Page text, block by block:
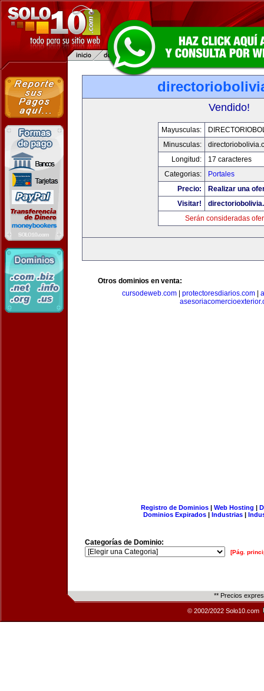
Vendido!
Mayusculas:
Minusculas:
Longitud:
17 caracteres
Categorias:
Portales
Precio:
Realizar una
Visitar!
Serán consideradas
Otros dominios en venta:
cursodeweb.com
protectoresdiarios.com
Registro de Dominios| Web Hosting |
Dominios Expirados | Industrias |
Categorías de Dominio:
[Pág.
** Precios
© 2002/2022 Solo10.com